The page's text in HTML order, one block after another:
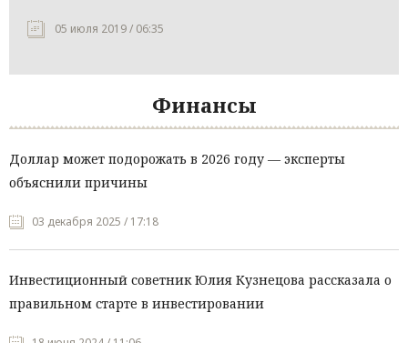
05 июля 2019 / 06:35
Финансы
Доллар может подорожать в 2026 году — эксперты
объяснили причины
03 декабря 2025 / 17:18
Инвестиционный советник Юлия Кузнецова рассказала о
правильном старте в инвестировании